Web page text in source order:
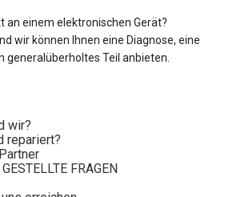
an einem elektronischen Gerät?
wir können Ihnen eine Diagnose, eine
generalüberholtes Teil anbieten.
wir?
repariert?
FRAGEN